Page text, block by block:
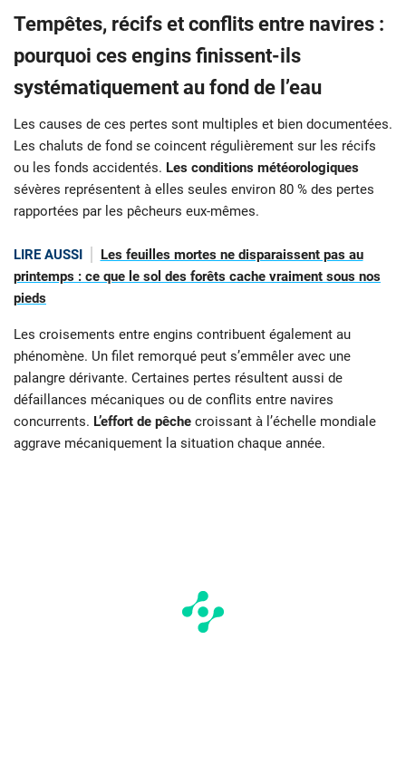
Tempêtes, récifs et conflits entre navires :
pourquoi ces engins finissent-ils
systématiquement au fond de l’eau
Les causes de ces pertes sont multiples et bien documentées.
Les chaluts de fond se coincent régulièrement sur les récifs
ou les fonds accidentés. Les conditions météorologiques
sévères représentent à elles seules environ 80 % des pertes
rapportées par les pêcheurs eux-mêmes.
LIRE AUSSI
Les feuilles mortes ne disparaissent pas au
printemps : ce que le sol des forêts cache vraiment sous nos
pieds
Les croisements entre engins contribuent également au
phénomène. Un filet remorqué peut s’emmêler avec une
palangre dérivante. Certaines pertes résultent aussi de
défaillances mécaniques ou de conflits entre navires
concurrents. L’effort de pêche croissant à l’échelle mondiale
aggrave mécaniquement la situation chaque année.